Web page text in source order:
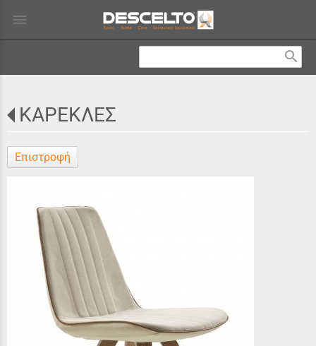
menu
search
ΚΑΡΕΚΛΕΣ
Επιστροφή